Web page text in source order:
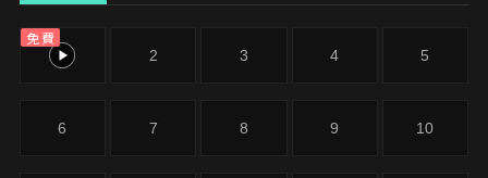
楚玉察覺翻看門客們的卷宗記錄，心中生計。
免費
1 2 3 4 5
6 7 8 9 10